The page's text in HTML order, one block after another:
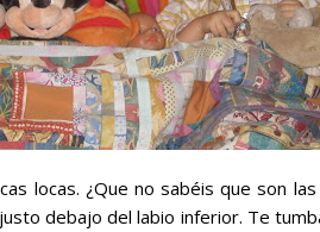
locas. ¿Que no sabéis que son
debajo del labio inferior. Te